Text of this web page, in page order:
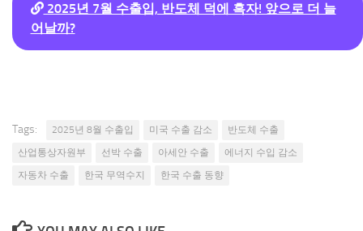
2025년 7월 수출입, 반도체 덕에 흑자! 앞으로 더 늘
어날까?
Tags: 2025년 8월 수출입 미국 수출 감소
반도체 수출
산업통상자원부
선박 수출 아세안 수출
에너지 수입 감소
자동차 수출
한국 무역수지 한국 수출 동향